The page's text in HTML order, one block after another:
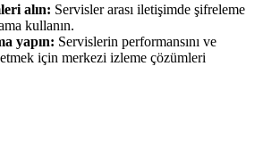
alın: Servisler arası iletişimde şifreleme
kullanın.
yapın: Servislerin performansını ve
için merkezi izleme çözümleri